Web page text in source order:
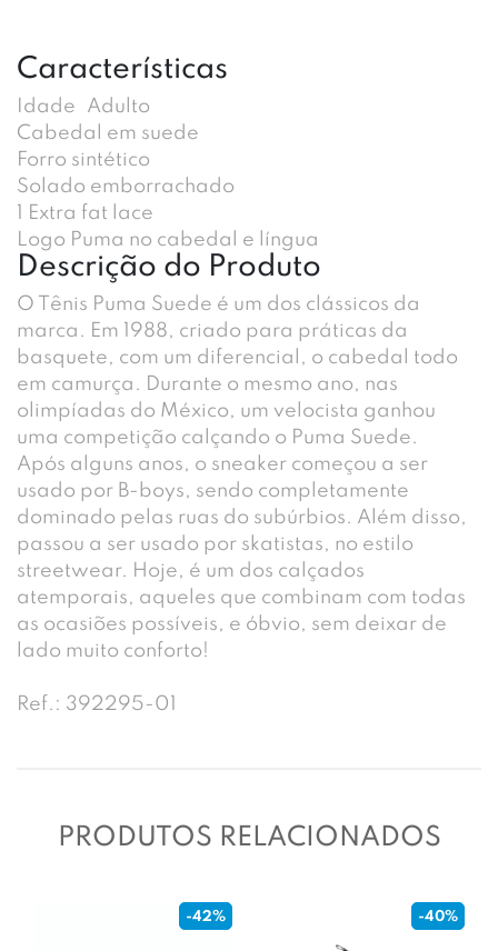
Características
Idade
Adulto
Cabedal em suede
Forro sintético
Solado emborrachado
1 Extra fat lace
Logo Puma no cabedal e língua
Descrição do Produto
O Tênis Puma Suede é um dos clássicos da
marca. Em 1988, criado para práticas da
basquete, com um diferencial, o cabedal todo
em camurça. Durante o mesmo ano, nas
olimpíadas do México, um velocista ganhou
uma competição calçando o Puma Suede.
Após alguns anos, o sneaker começou a ser
usado por B-boys, sendo completamente
dominado pelas ruas do subúrbios. Além disso,
passou a ser usado por skatistas, no estilo
streetwear. Hoje, é um dos calçados
atemporais, aqueles que combinam com todas
as ocasiões possíveis, e óbvio, sem deixar de
lado muito conforto!
Ref.: 392295-01
PRODUTOS RELACIONADOS